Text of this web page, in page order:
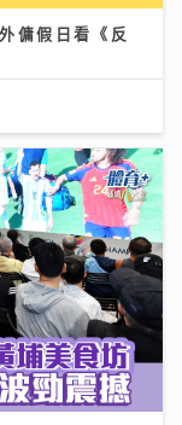
傭假日看《反